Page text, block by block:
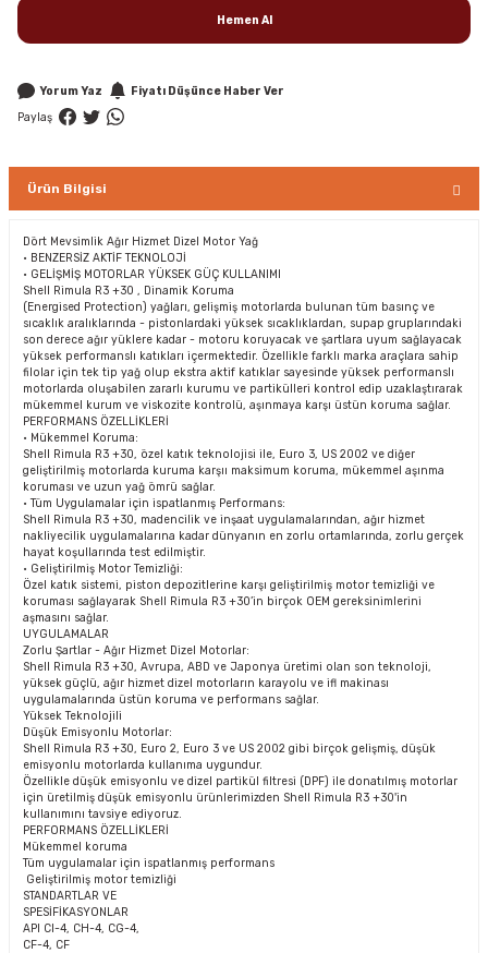
Hemen Al
Yorum Yaz
Fiyatı Düşünce Haber Ver
Paylaş
Ürün Bilgisi
Dört Mevsimlik Ağır Hizmet Dizel Motor Yağ
• BENZERSİZ AKTİF TEKNOLOJİ
• GELİŞMİŞ MOTORLAR YÜKSEK GÜÇ KULLANIMI
Shell Rimula R3 +30 , Dinamik Koruma
(Energised Protection) yağları, gelişmiş motorlarda bulunan tüm basınç ve
sıcaklık aralıklarında - pistonlardaki yüksek sıcaklıklardan, supap gruplarındaki
son derece ağır yüklere kadar - motoru koruyacak ve şartlara uyum sağlayacak
yüksek performanslı katıkları içermektedir. Özellikle farklı marka araçlara sahip
filolar için tek tip yağ olup ekstra aktif katıklar sayesinde yüksek performanslı
motorlarda oluşabilen zararlı kurumu ve partikülleri kontrol edip uzaklaştırarak
mükemmel kurum ve viskozite kontrolü, aşınmaya karşı üstün koruma sağlar.
PERFORMANS ÖZELLİKLERİ
• Mükemmel Koruma:
Shell Rimula R3 +30, özel katık teknolojisi ile, Euro 3, US 2002 ve diğer
geliştirilmiş motorlarda kuruma karşıı maksimum koruma, mükemmel aşınma
koruması ve uzun yağ ömrü sağlar.
• Tüm Uygulamalar için ispatlanmış Performans:
Shell Rimula R3 +30, madencilik ve inşaat uygulamalarından, ağır hizmet
nakliyecilik uygulamalarına kadar dünyanın en zorlu ortamlarında, zorlu gerçek
hayat koşullarında test edilmiştir.
• Geliştirilmiş Motor Temizliği:
Özel katık sistemi, piston depozitlerine karşı geliştirilmiş motor temizliği ve
koruması sağlayarak Shell Rimula R3 +30’in birçok OEM gereksinimlerini
aşmasını sağlar.
UYGULAMALAR
Zorlu Şartlar - Ağır Hizmet Dizel Motorlar:
Shell Rimula R3 +30, Avrupa, ABD ve Japonya üretimi olan son teknoloji,
yüksek güçlü, ağır hizmet dizel motorların karayolu ve ifl makinası
uygulamalarında üstün koruma ve performans sağlar.
Yüksek Teknolojili
Düşük Emisyonlu Motorlar:
Shell Rimula R3 +30, Euro 2, Euro 3 ve US 2002 gibi birçok gelişmiş, düşük
emisyonlu motorlarda kullanıma uygundur.
Özellikle düşük emisyonlu ve dizel partikül filtresi (DPF) ile donatılmış motorlar
için üretilmiş düşük emisyonlu ürünlerimizden Shell Rimula R3 +30'in
kullanımını tavsiye ediyoruz.
PERFORMANS ÖZELLİKLERİ
Mükemmel koruma
Tüm uygulamalar için ispatlanmış performans
Geliştirilmiş motor temizliği
STANDARTLAR VE
SPESİFİKASYONLAR
API CI-4, CH-4, CG-4,
CF-4, CF